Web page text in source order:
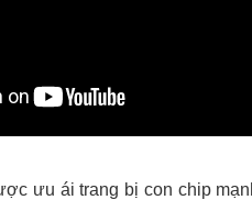
ưu ái trang bị con chip